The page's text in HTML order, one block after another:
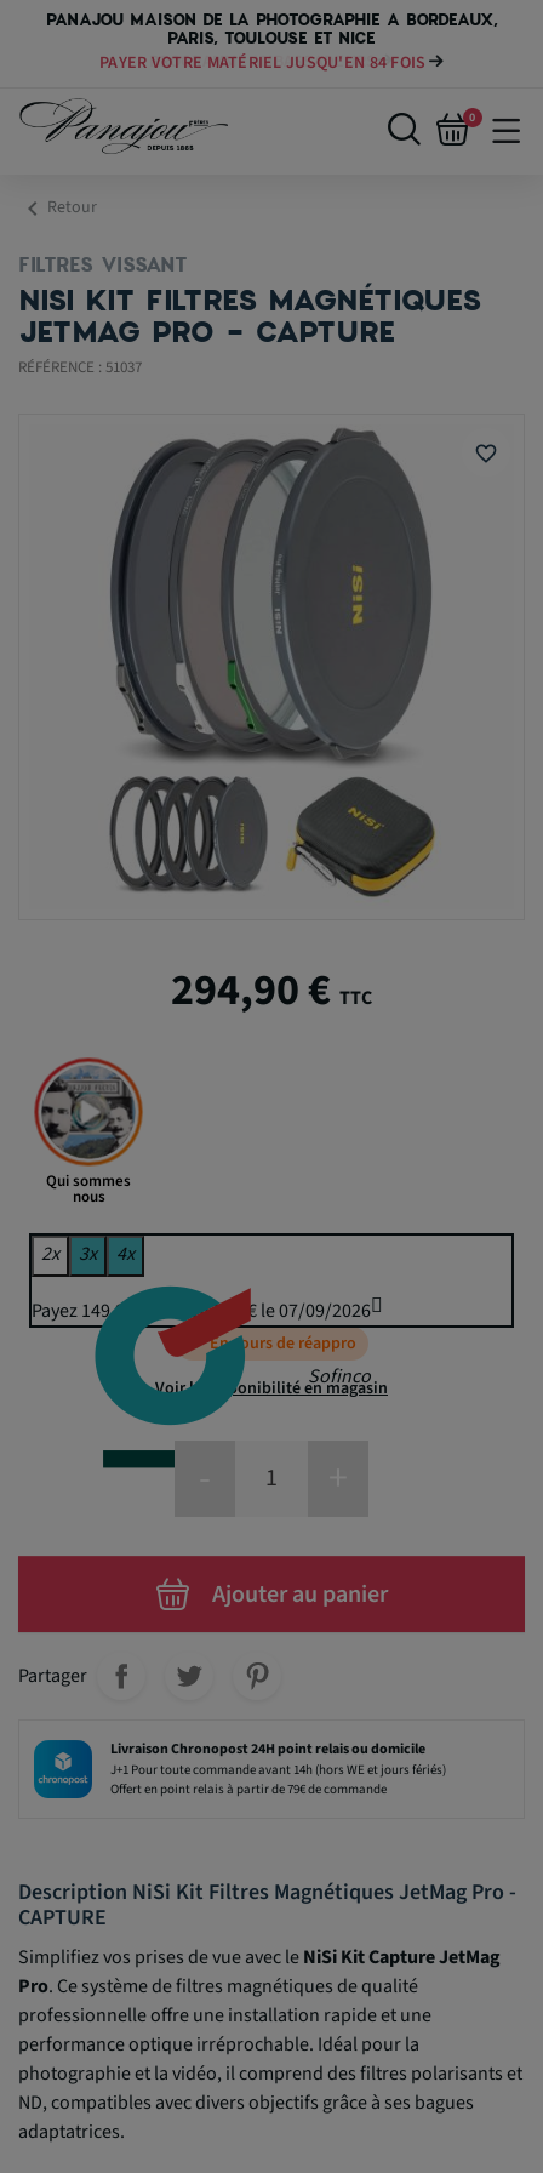
PANAJOU MAISON DE LA PHOTOGRAPHIE A BORDEAUX,
PARIS, TOULOUSE ET NICE
PAYER VOTRE MATÉRIEL JUSQU'EN 84 FOIS
0
chevron_left Retour
FILTRES VISSANT
NISI KIT FILTRES MAGNÉTIQUES
JETMAG PRO - CAPTURE
RÉFÉRENCE : 51037
favorite_border
294,90 € TTC
Qui sommes
nous
Sofinco
2x 3x 4x
Payez 149,98 € puis 147,45 € le 07/09/2026
En cours de réappro
Voir la disponibilité en magasin
Ajouter au panier
Partager
Livraison Chronopost 24H point relais ou domicile
J+1 Pour toute commande avant 14h (hors WE et jours fériés)
Offert en point relais à partir de 79€ de commande
Description NiSi Kit Filtres Magnétiques JetMag Pro -
CAPTURE
Simplifiez vos prises de vue avec leNiSi Kit Capture JetMag
Pro. Ce système de filtres magnétiques de qualité
professionnelle offre une installation rapide et une
performance optique irréprochable. Idéal pour la
photographie et la vidéo, il comprend des filtres polarisants et
ND, compatibles avec divers objectifs grâce à ses bagues
adaptatrices.